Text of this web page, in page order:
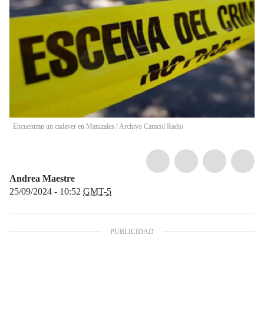
Encuentran un cadaver en Manizales /Archivo Caracol Radio
Andrea Maestre
25/09/2024 - 10:52 GMT-5